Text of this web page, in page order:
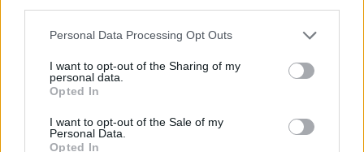
Personal Data Processing Opt Outs
I want to opt-out of the Sharing of my
personal data.
Opted In
I want to opt-out of the Sale of my
Personal Data.
Opted In